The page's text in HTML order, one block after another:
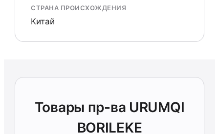
СТРАНА ПРОИСХОЖДЕНИЯ
Китай
Товары пр-ва URUMQI
BORILEKE